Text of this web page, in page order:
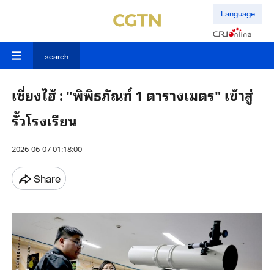
Language
search
เซี่ยงไฮ้ : "พิพิธภัณฑ์ 1 ตารางเมตร" เข้าสู่
รั้วโรงเรียน
2026-06-07 01:18:00
Share